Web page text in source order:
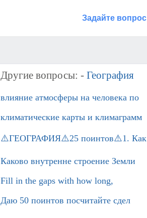
Задайте вопрос
Другие вопросы: - География
влияние атмосферы на человека по
климатические карты и климаграмм
⚠️ГЕОГРАФИЯ⚠️25 поинтов⚠️1. Как
Каково внутренне строение Земли
Fill in the gaps with how long,
Даю 50 поинтов посчитайте сдел